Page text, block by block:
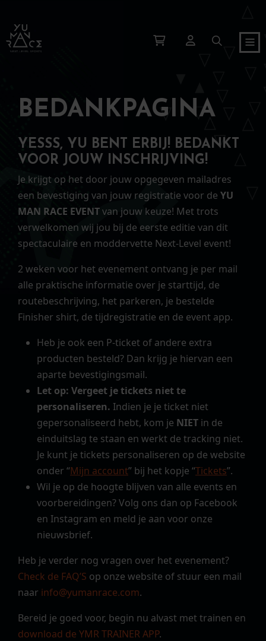
BEDANKPAGINA
YESSS, YU BENT ERBIJ! BEDANKT
VOOR JOUW INSCHRIJVING!
Je krijgt op het door jouw opgegeven mailadres
een bevestiging van jouw registratie voor de YU
MAN RACE EVENTvan jouw keuze! Met trots
verwelkomen wij jou bij de eerste editie van dit
spectaculaire en moddervette Next-Level event!
2 weken voor het evenement ontvang je per mail
alle praktische informatie over je starttijd, de
routebeschrijving, het parkeren, je bestelde
Finisher shirt, de tijdregistratie en de event app.
Heb je ook een P-ticket of andere extra
producten besteld? Dan krijg je hiervan een
aparte bevestigingsmail.
Let op: Vergeet je tickets niet te
personaliseren. Indien je je ticket niet
gepersonaliseerd hebt, kom je NIET in de
einduitslag te staan en werkt de tracking niet.
Je kunt je tickets personaliseren op de website
onder “Mijn account” bij het kopje “Tickets”.
Wil je op de hoogte blijven van alle events en
voorbereidingen? Volg ons dan op Facebook
en Instagram en meld je aan voor onze
nieuwsbrief.
Heb je verder nog vragen over het evenement?
Check de FAQ’S op onze website of stuur een mail
naar info@yumanrace.com.
Bereid je goed voor, begin nu alvast met trainen en
download de YMR TRAINER APP.